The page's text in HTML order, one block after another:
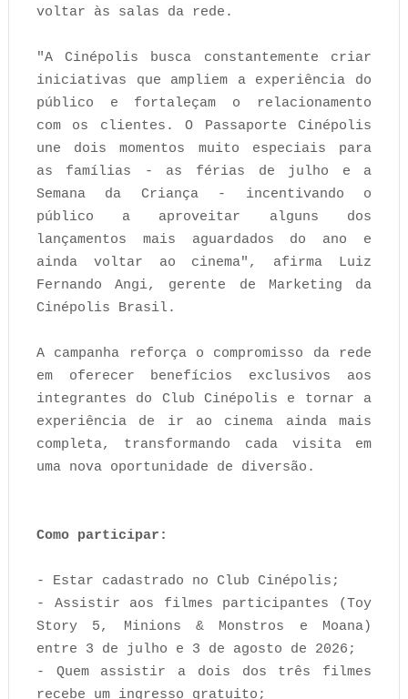
voltar às salas da rede.
"A Cinépolis busca constantemente criar
iniciativas que ampliem a experiência do
público e fortaleçam o relacionamento
com os clientes. O Passaporte Cinépolis
une dois momentos muito especiais para
as famílias - as férias de julho e a
Semana da Criança - incentivando o
público a aproveitar alguns dos
lançamentos mais aguardados do ano e
ainda voltar ao cinema", afirma Luiz
Fernando Angi, gerente de Marketing da
Cinépolis Brasil.
A campanha reforça o compromisso da rede
em oferecer benefícios exclusivos aos
integrantes do Club Cinépolis e tornar a
experiência de ir ao cinema ainda mais
completa, transformando cada visita em
uma nova oportunidade de diversão.
Como participar:
- Estar cadastrado no Club Cinépolis;
- Assistir aos filmes participantes (Toy
Story 5, Minions & Monstros e Moana)
entre 3 de julho e 3 de agosto de 2026;
- Quem assistir a dois dos três filmes
recebe um ingresso gratuito;